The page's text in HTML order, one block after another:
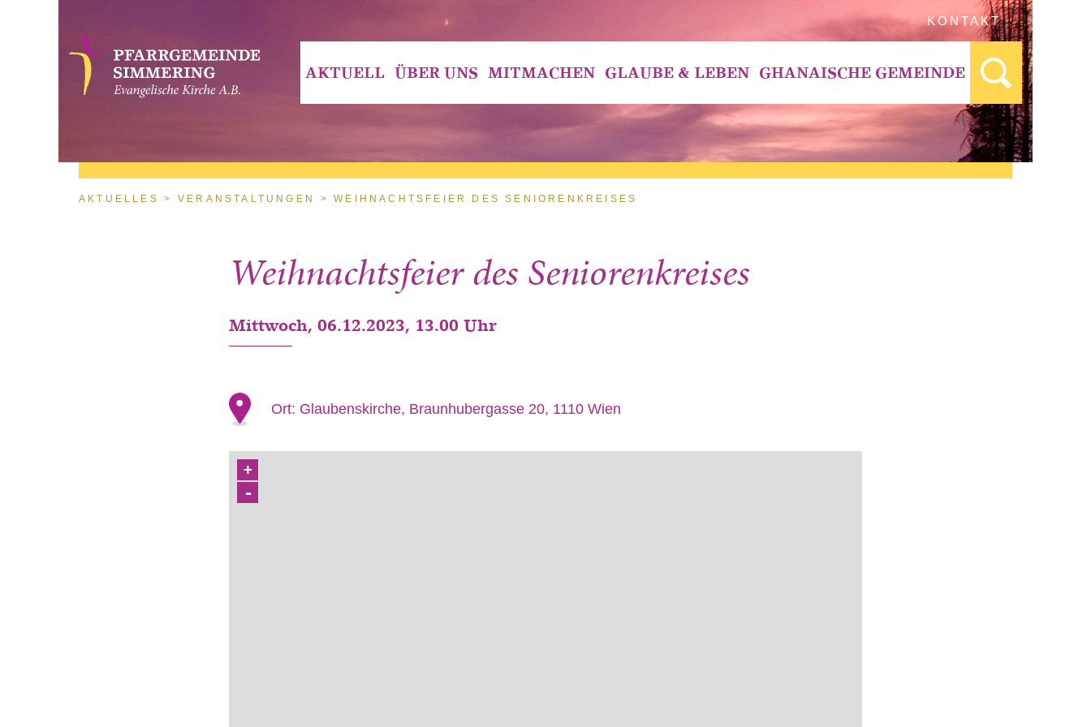
KONTAKT
AKTUELL ÜBER UNS MITMACHEN GLAUBE & LEBEN GHANAISCHE GEMEINDE
Sie sind hier
AKTUELLES VERANSTALTUNGEN WEIHNACHTSFEIER DES SENIORENKREISES
Weihnachtsfeier des Seniorenkreises
Mittwoch, 06.12.2023, 13.00 Uhr
Ort: Glaubenskirche, Braunhubergasse 20, 1110 Wien
+
-